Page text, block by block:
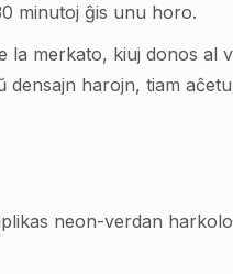
minutoj ĝis unu horo.
merkato, kiuj donos al
densajn harojn, tiam
neon-verdan